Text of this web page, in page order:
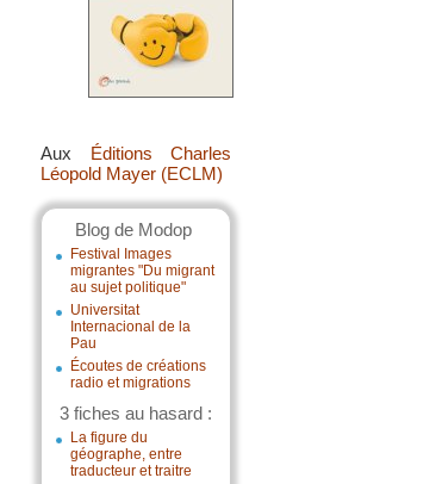
Aux Éditions Charles
Léopold Mayer (ECLM)
Blog de Modop
Festival Images
migrantes "Du migrant
au sujet politique"
Universitat
Internacional de la
Pau
Écoutes de créations
radio et migrations
3 fiches au hasard :
La figure du
géographe, entre
traducteur et traitre